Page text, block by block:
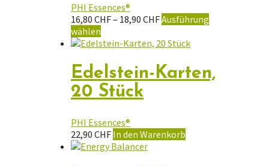
PHI Essences®
16,80 CHF– 18,90 CHFPreisspanne:
bis
Ausführung
wählen
Produkt
mehrere
Varianten
auf.
Die
können
auf
der
Edelstein-Karten,
20 Stück
PHI Essences®
22,90 CHF In den Warenkorb